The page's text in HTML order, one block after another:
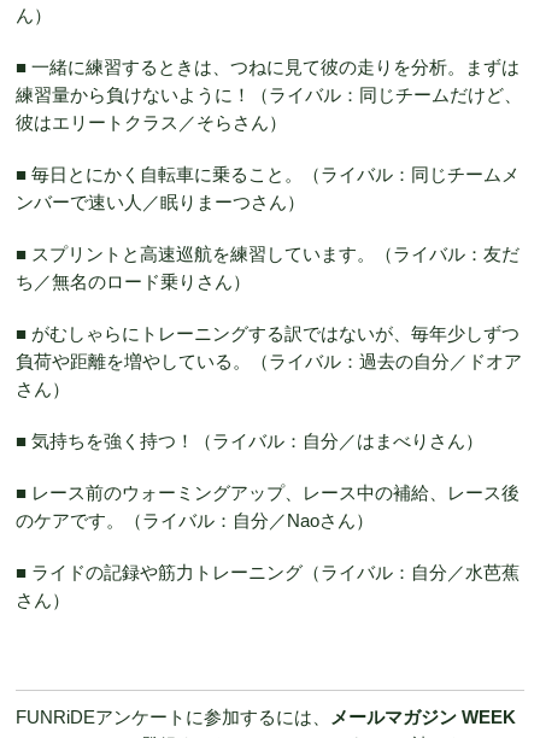
ん）
■ 一緒に練習するときは、つねに見て彼の走りを分析。まずは
練習量から負けないように！（ライバル：同じチームだけど、
彼はエリートクラス／そらさん）
■ 毎日とにかく自転車に乗ること。（ライバル：同じチームメ
ンバーで速い人／眠りまーつさん）
■ スプリントと高速巡航を練習しています。（ライバル：友だ
ち／無名のロード乗りさん）
■ がむしゃらにトレーニングする訳ではないが、毎年少しずつ
負荷や距離を増やしている。（ライバル：過去の自分／ドオア
さん）
■ 気持ちを強く持つ！（ライバル：自分／はまべりさん）
■ レース前のウォーミングアップ、レース中の補給、レース後
のケアです。（ライバル：自分／Naoさん）
■ ライドの記録や筋力トレーニング（ライバル：自分／水芭蕉
さん）
FUNRiDEアンケートに参加するには、
メールマガジン WEEK